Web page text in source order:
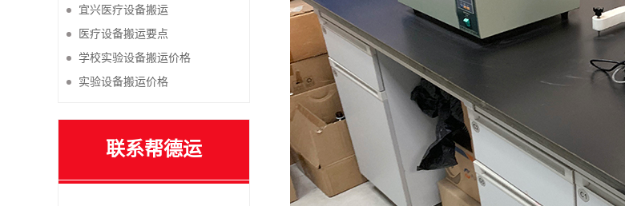
宜兴医疗设备搬运
医疗设备搬运要点
学校实验设备搬运价格
实验设备搬运价格
联系帮德运